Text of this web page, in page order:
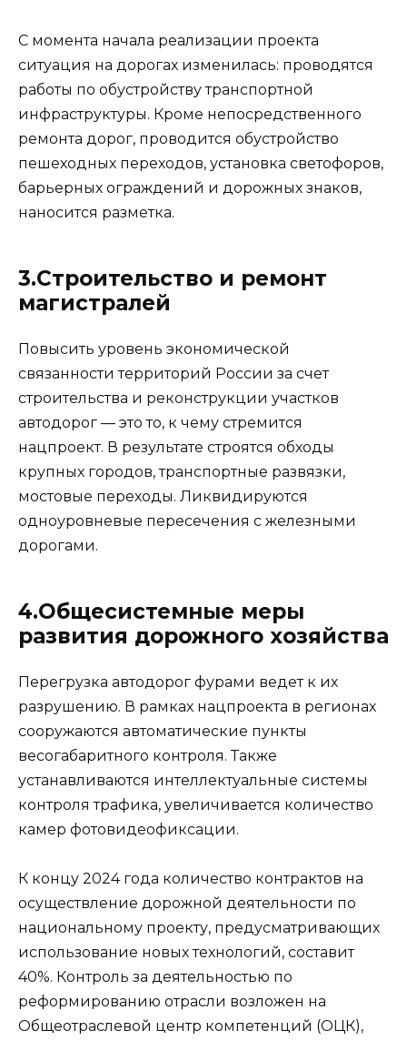
С момента начала реализации проекта
ситуация на дорогах изменилась: проводятся
работы по обустройству транспортной
инфраструктуры. Кроме непосредственного
ремонта дорог, проводится обустройство
пешеходных переходов, установка светофоров,
барьерных ограждений и дорожных знаков,
наносится разметка.
3.Строительство и ремонт
магистралей
Повысить уровень экономической
связанности территорий России за счет
строительства и реконструкции участков
автодорог — это то, к чему стремится
нацпроект. В результате строятся обходы
крупных городов, транспортные развязки,
мостовые переходы. Ликвидируются
одноуровневые пересечения с железными
дорогами.
4.Общесистемные меры
развития дорожного хозяйства
Перегрузка автодорог фурами ведет к их
разрушению. В рамках нацпроекта в регионах
сооружаются автоматические пункты
весогабаритного контроля. Также
устанавливаются интеллектуальные системы
контроля трафика, увеличивается количество
камер фотовидеофиксации.
К концу 2024 года количество контрактов на
осуществление дорожной деятельности по
национальному проекту, предусматривающих
использование новых технологий, составит
40%. Контроль за деятельностью по
реформированию отрасли возложен на
Общеотраслевой центр компетенций (ОЦК),